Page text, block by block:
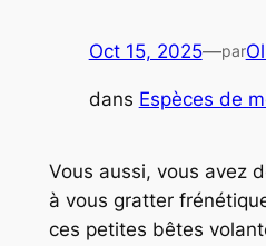
Oct 15, 2025—par
dans Espèces de
Vous aussi, vous avez
à vous gratter
ces petites bêtes